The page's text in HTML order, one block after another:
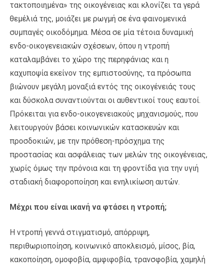
τακτοποιημένα» της οικογένειας και κλονίζει τα γερά
θεμέλιά της, μοιάζει με ρωγμή σε ένα φαινομενικά
συμπαγές οικοδόμημα. Μέσα σε μία τέτοια δυναμική
ενδο-οικογενειακών σχέσεων, όπου η ντροπή
καταλαμβάνει το χώρο της περηφάνιας και η
καχυποψία εκείνον της εμπιστοσύνης, τα πρόσωπα
βιώνουν μεγάλη μοναξιά εντός της οικογένειάς τους
και δύσκολα συναντιούνται οι αυθεντικοί τους εαυτοί.
Πρόκειται για ενδο-οικογενειακούς μηχανισμούς, που
λειτουργούν βάσει κοινωνικών κατασκευών και
προσδοκιών, με την πρόθεση-πρόσχημα της
προστασίας και ασφάλειας των μελών της οικογένειας,
χωρίς όμως την πρόνοια και τη φροντίδα για την υγιή
σταδιακή διαφοροποίηση και ενηλικίωση αυτών.
Μέχρι που είναι ικανή να φτάσει η ντροπή;
Η ντροπή γεννά στιγματισμό, απόρριψη,
περιθωριοποίηση, κοινωνικό αποκλεισμό, μίσος, βία,
κακοποίηση, ομοφοβία, αμφιφοβία, τρανσφοβία, χαμηλή